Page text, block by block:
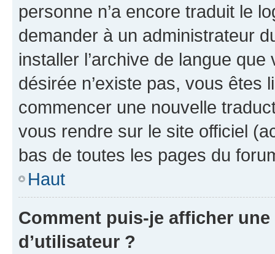
personne n’a encore traduit le
demander à un administrateur
installer l’archive de langue
désirée n’existe pas, vous êtes
commencer une nouvelle
vous rendre sur le site officiel
bas de toutes les pages du
Haut
Comment puis-je afficher
d’utilisateur ?